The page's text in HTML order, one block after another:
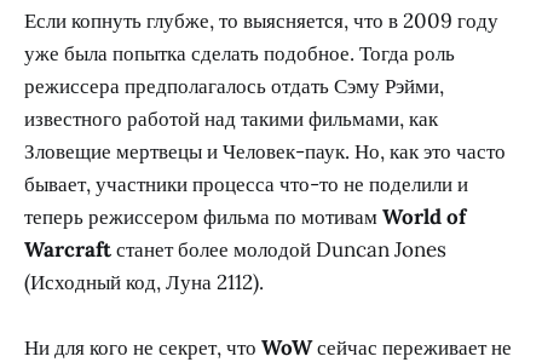
Если копнуть глубже, то выясняется, что в 2009 году
уже была попытка сделать подобное. Тогда роль
режиссера предполагалось отдать Сэму Рэйми,
известного работой над такими фильмами, как
Зловещие мертвецы и Человек-паук. Но, как это часто
бывает, участники процесса что-то не поделили и
теперь режиссером фильма по мотивамWorld of
Warcraftстанет более молодой Duncan Jones
(Исходный код, Луна 2112).
Ни для кого не секрет, что WoWсейчас переживает не